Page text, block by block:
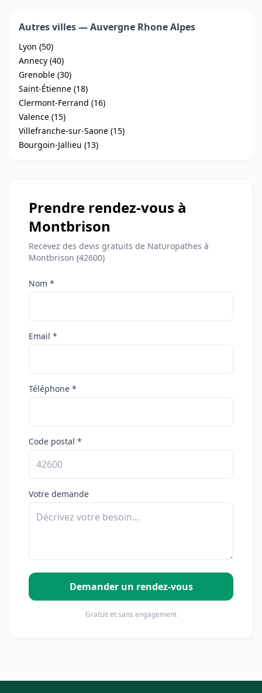
Autres villes — Auvergne Rhone Alpes
Lyon (50)
Annecy (40)
Grenoble (30)
Saint-Étienne (18)
Clermont-Ferrand (16)
Valence (15)
Villefranche-sur-Saone (15)
Bourgoin-Jallieu (13)
Prendre rendez-vous à
Montbrison
Recevez des devis gratuits de Naturopathes à
Montbrison (42600)
Nom *
Email *
Téléphone *
Code postal *
Votre demande
Demander un rendez-vous
Gratuit et sans engagement